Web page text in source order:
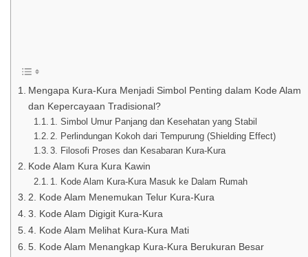
Mengapa Kura-Kura Menjadi Simbol Penting dalam Kode Alam
dan Kepercayaan Tradisional?
1. Simbol Umur Panjang dan Kesehatan yang Stabil
2. Perlindungan Kokoh dari Tempurung (Shielding Effect)
3. Filosofi Proses dan Kesabaran Kura-Kura
Kode Alam Kura Kura Kawin
1. Kode Alam Kura-Kura Masuk ke Dalam Rumah
2. Kode Alam Menemukan Telur Kura-Kura
3. Kode Alam Digigit Kura-Kura
4. Kode Alam Melihat Kura-Kura Mati
5. Kode Alam Menangkap Kura-Kura Berukuran Besar